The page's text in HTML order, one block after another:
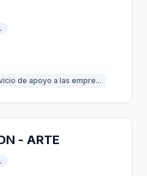
de apoyo a las empre...
- ARTE